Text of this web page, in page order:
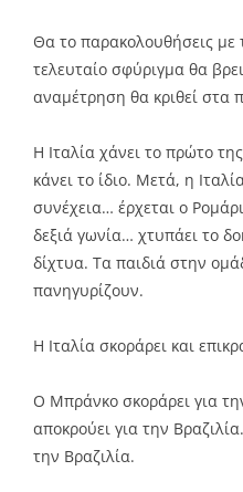
Θα το παρακολουθήσεις με
τελευταίο σφύριγμα θα
αναμέτρηση θα κριθεί στα
Η Ιταλία χάνει το πρώτο
κάνει το ίδιο. Μετά, η
συνέχεια… έρχεται ο
δεξιά γωνία… χτυπάει το
δίχτυα. Τα παιδιά στην
πανηγυρίζουν.
Η Ιταλία σκοράρει και
Ο Μπράνκο σκοράρει για
αποκρούει για την
την Βραζιλία.